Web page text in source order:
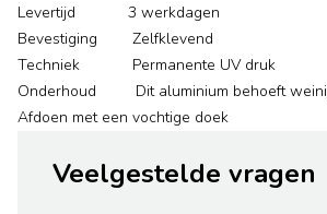
Levertijd 3 werkdagen
Bevestiging Zelfklevend
Techniek Permanente UV druk
Onderhoud Dit aluminium behoeft
Afdoen met een vochtige doek
Veelgestelde vragen